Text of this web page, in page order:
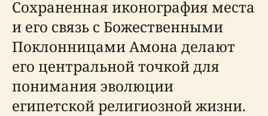
Сохраненная иконография места
и его связь с Божественными
Поклонницами Амона делают
его центральной точкой для
понимания эволюции
египетской религиозной жизни.